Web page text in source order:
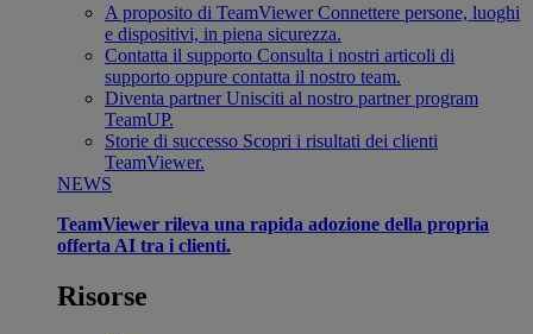
A proposito di TeamViewer Connettere persone, luoghi
e dispositivi, in piena sicurezza.
Contatta il supporto Consulta i nostri articoli di
supporto oppure contatta il nostro team.
Diventa partner Unisciti al nostro partner program
TeamUP.
Storie di successo Scopri i risultati dei clienti
TeamViewer.
NEWS
TeamViewer rileva una rapida adozione della propria
offerta AI tra i clienti.
Risorse